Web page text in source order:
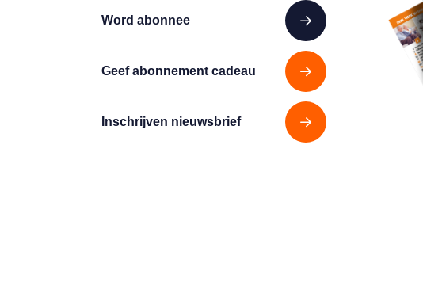
Word abonnee
Geef abonnement cadeau
Inschrijven nieuwsbrief